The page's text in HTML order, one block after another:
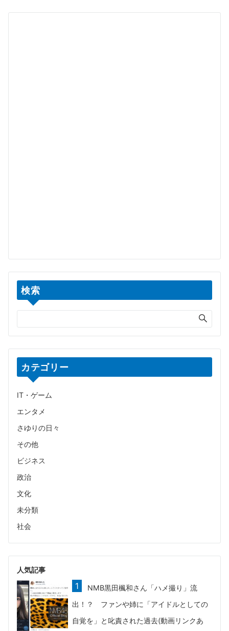
検索
カテゴリー
IT・ゲーム
エンタメ
さゆりの日々
その他
ビジネス
政治
文化
未分類
社会
人気記事
NMB黒田楓和さん「ハメ撮り」流
出！？ ファンや姉に「アイドルとしての
自覚を」と叱責された過去(動画リンクあ